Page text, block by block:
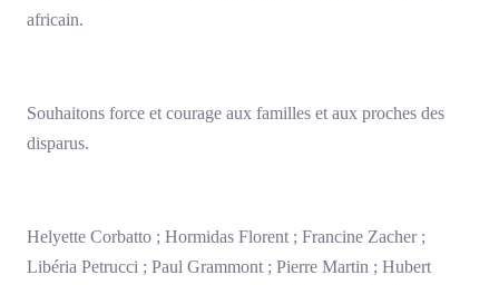
africain.
Souhaitons force et courage aux familles et aux proches des
disparus.
Helyette Corbatto ; Hormidas Florent ; Francine Zacher ;
Libéria Petrucci ; Paul Grammont ; Pierre Martin ; Hubert